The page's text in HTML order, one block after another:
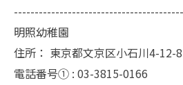
明照幼稚園
住所： 東京都文京区小石川4-12-8
電話番号① : 03-3815-0166